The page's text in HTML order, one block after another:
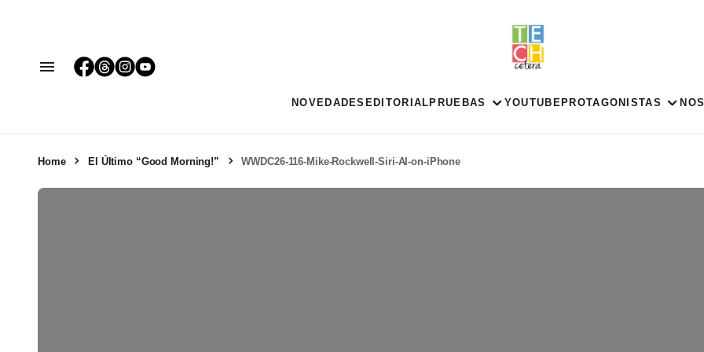
NOVEDADES EDITORIAL PRUEBAS YOUTUBE PROTAGONISTAS
Home El Último “Good Morning!” WWDC26-116-Mike-Rockwell-Siri-AI-on-iPhone